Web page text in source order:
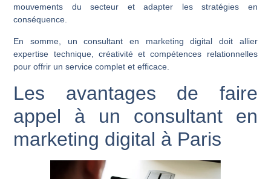
mouvements du secteur et adapter les stratégies en
conséquence.
En somme, un consultant en marketing digital doit allier
expertise technique, créativité et compétences relationnelles
pour offrir un service complet et efficace.
Les avantages de faire
appel à un consultant en
marketing digital à Paris